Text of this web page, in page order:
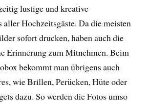
lustige und kreative
aller Hochzeitsgäste. Da die meisten
sofort drucken, haben auch die
Erinnerung zum Mitnehmen. Beim
bekommt man übrigens auch
wie Brillen, Perücken, Hüte oder
dazu. So werden die Fotos umso